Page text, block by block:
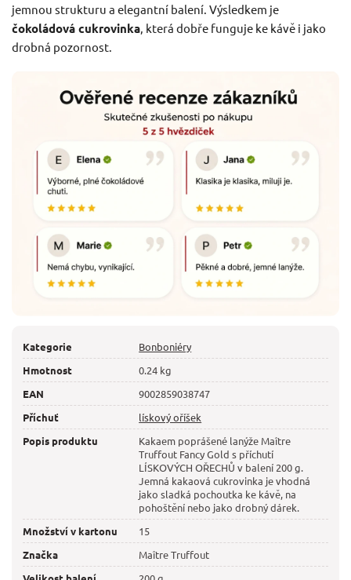
jemnou strukturu a elegantní balení. Výsledkem je
čokoládová cukrovinka, která dobře funguje ke kávě i jako
drobná pozornost.
Kategorie
Bonboniéry
Hmotnost
0.24 kg
EAN
9002859038747
Příchuť
lískový oříšek
Popis produktu
Kakaem poprášené lanýže Maître
Truffout Fancy Gold s příchutí
LÍSKOVÝCH OŘECHŮ v balení 200 g.
Jemná kakaová cukrovinka je vhodná
jako sladká pochoutka ke kávě, na
pohoštění nebo jako drobný dárek.
Množství v kartonu
15
Značka
Maître Truffout